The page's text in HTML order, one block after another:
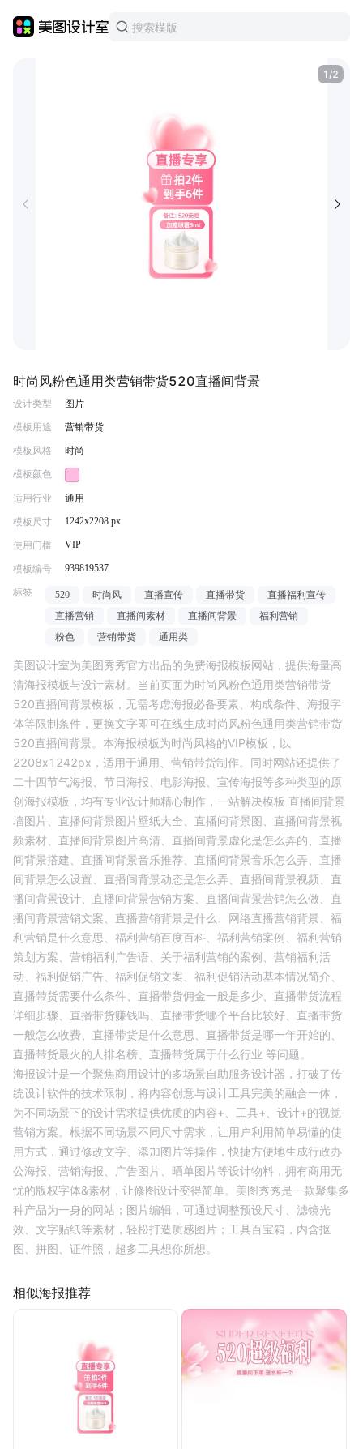
1 /2
时尚风粉色通用类营销带货520直播间背景
设计类型 图片
模板用途 营销带货
模板风格 时尚
模板颜色
适用行业 通用
模板尺寸 1242x2208 px
使用门槛 VIP
模板编号 939819537
标签 520 时尚风 直播宣传 直播带货
直播福利宣传
直播营销
直播间素材 直播间背景
福利营销
粉色
营销带货 通用类
美图设计室为美图秀秀官方出品的免费海报模板网站，提供海量高
清海报模板与设计素材。当前页面为时尚风粉色通用类营销带货
520直播间背景模板，无需考虑海报必备要素、构成条件、海报字
体等限制条件，更换文字即可在线生成时尚风粉色通用类营销带货
520直播间背景。本海报模板为时尚 风格的VIP模板，以
2208x1242px，适用于通用 营销带货制作。同时网站还提供了
二十四节气海报、节日海报、电影海报、宣传海报等多种类型的原
创海报模板，均有专业设计师精心制作，一站解决模板 直播间背景
墙图片、 直播间背景图片壁纸大全、 直播间背景图、 直播间背景视
频素材、 直播间背景图片高清、 直播间背景虚化是怎么弄的、 直播
间背景搭建、 直播间背景音乐推荐、 直播间背景音乐怎么弄、 直播
间背景怎么设置、 直播间背景动态是怎么弄、 直播间背景视频、 直
播间背景设计、 直播间背景营销方案、 直播间背景营销怎么做、 直
播间背景营销文案、 直播营销背景是什么、 网络直播营销背景、 福
利营销是什么意思、 福利营销百度百科、 福利营销案例、 福利营销
策划方案、 营销福利广告语、 关于福利营销的案例、 营销福利活
动、 福利促销广告、 福利促销文案、 福利促销活动基本情况简介、
直播带货需要什么条件、 直播带货佣金一般是多少、 直播带货流程
详细步骤、 直播带货赚钱吗、 直播带货哪个平台比较好、 直播带货
一般怎么收费、 直播带货是什么意思、 直播带货是哪一年开始的、
直播带货最火的人排名榜、 直播带货属于什么行业 等问题。
海报设计是一个聚焦商用设计的多场景自助服务设计器，打破了传
统设计软件的技术限制，将内容创意与设计工具完美的融合一体，
为不同场景下的设计需求提供优质的内容+、工具+、设计+的视觉
营销方案。根据不同场景不同尺寸需求，让用户利用简单易懂的使
用方式，通过修改文字、添加图片等操作，快捷方便地生成行政办
公海报、营销海报、广告图片、晒单图片等设计物料，拥有商用无
忧的版权字体&素材，让修图设计变得简单。美图秀秀是一款聚集多
种产品为一身的网站；图片编辑，可通过调整预设尺寸、滤镜光
效、文字贴纸等素材，轻松打造质感图片；工具百宝箱，内含抠
图、拼图、证件照，超多工具想你所想。
相似海报推荐